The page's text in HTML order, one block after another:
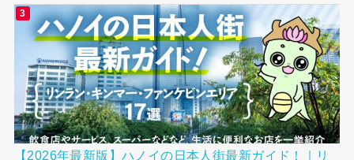
【2026年最新版】ハノイの日本人街最新ガイド！｜リ